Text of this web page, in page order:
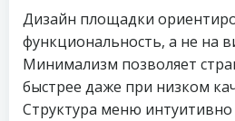
Дизайн площадки
функциональность, а не на
Минимализм позволяет
быстрее даже при низком
Структура меню